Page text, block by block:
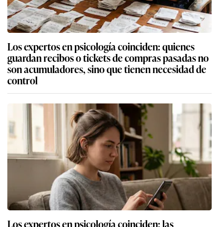
Los expertos en psicología coinciden: quienes
guardan recibos o tickets de compras pasadas no
son acumuladores, sino que tienen necesidad de
control
Los expertos en psicología coinciden: las